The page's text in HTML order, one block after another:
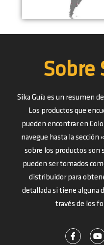
Sobre
Sika Guía es un resumen
Los productos que
pueden encontrar en
navegue hasta la sección
sobre los productos son
pueden ser tomados
distribuidor para
detallada si tiene alguna
través de los